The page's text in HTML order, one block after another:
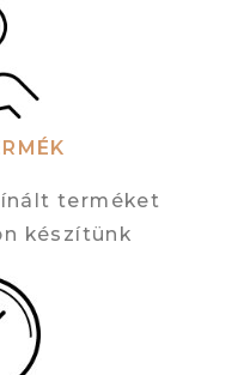
terméket
készítünk